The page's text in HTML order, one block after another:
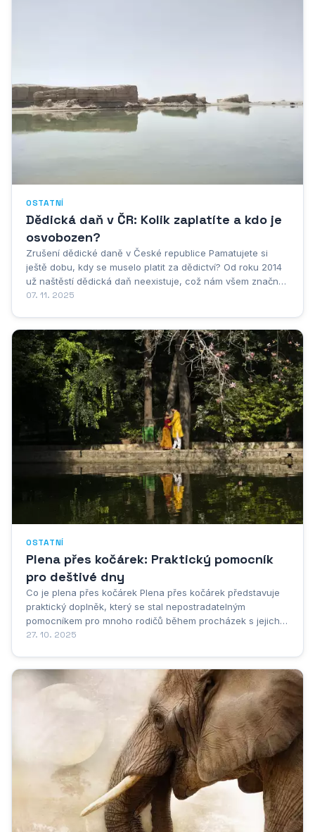
OSTATNÍ
Dědická daň v ČR: Kolik zaplatíte a kdo je
osvobozen?
Zrušení dědické daně v České republice Pamatujete si
ještě dobu, kdy se muselo platit za dědictví? Od roku 2014
už naštěstí dědická daň neexistuje, což nám všem značně
ulehčilo život. Vždyť je přece přirozené, že rodiče chtějí
07. 11. 2025
OSTATNÍ
Plena přes kočárek: Praktický pomocník
pro deštivé dny
Co je plena přes kočárek Plena přes kočárek představuje
praktický doplněk, který se stal nepostradatelným
pomocníkem pro mnoho rodičů během procházek s jejich
nejmenšími. Jedná se o speciálně navrženou textilii, která
27. 10. 2025